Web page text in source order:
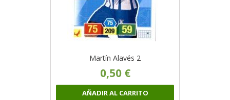
Martín Alavés 2
0,50 €
AÑADIR AL CARRITO